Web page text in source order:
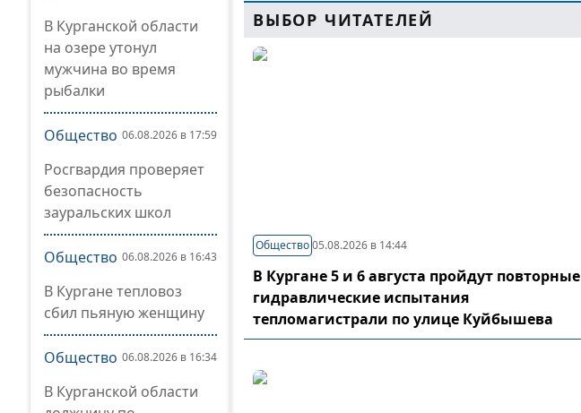
В Курганской области
на озере утонул
мужчина во время
рыбалки
Общество 06.08.2026 в 17:59
Росгвардия проверяет
безопасность
зауральских школ
Общество 06.08.2026 в 16:43
В Кургане тепловоз
сбил пьяную женщину
Общество 06.08.2026 в 16:34
В Курганской области
ВЫБОР ЧИТАТЕЛЕЙ
Общество05.08.2026 в 14:44
В Кургане 5 и 6 августа пройдут повторные
гидравлические испытания
тепломагистрали по улице Куйбышева